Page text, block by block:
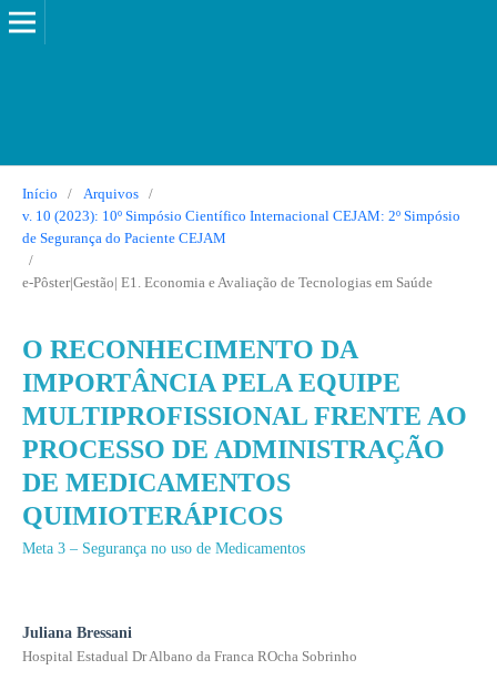
Início / Arquivos
/
v. 10 (2023): 10º Simpósio Científico Internacional CEJAM: 2º Simpósio
de Segurança do Paciente CEJAM
/
e-Pôster|Gestão| E1. Economia e Avaliação de Tecnologias em Saúde
O RECONHECIMENTO DA
IMPORTÂNCIA PELA EQUIPE
MULTIPROFISSIONAL FRENTE AO
PROCESSO DE ADMINISTRAÇÃO
DE MEDICAMENTOS
QUIMIOTERÁPICOS
Meta 3 – Segurança no uso de Medicamentos
Juliana Bressani
Hospital Estadual Dr Albano da Franca ROcha Sobrinho